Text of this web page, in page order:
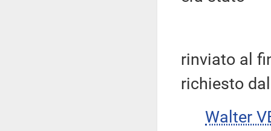
rinviato al
richiesto
Walter